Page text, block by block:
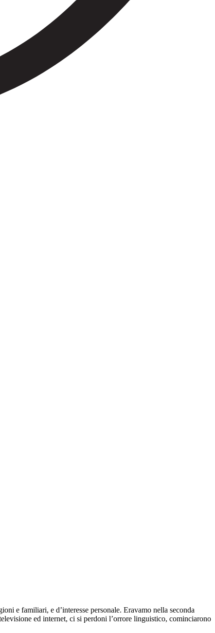
e familiari, e d’interesse personale. Eravamo nella seconda
ed internet, ci si perdoni l’orrore linguistico, cominciarono